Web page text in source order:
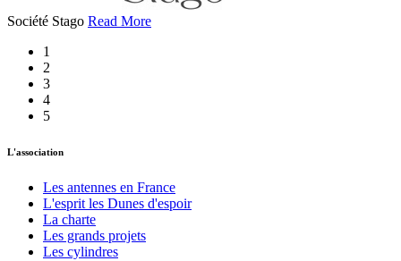
Société Stago Read More
1
2
3
4
5
L'association
Les antennes en France
L'esprit les Dunes d'espoir
La charte
Les grands projets
Les cylindres